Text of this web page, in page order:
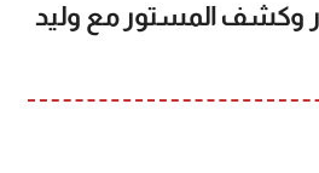
وكشف المستور مع وليد